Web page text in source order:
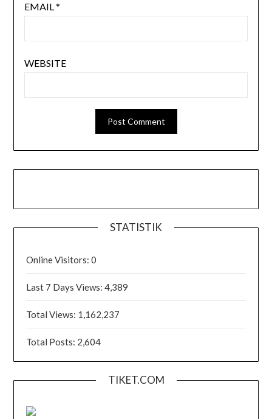
EMAIL*
WEBSITE
STATISTIK
Online Visitors:0
Last 7 Days Views:4,389
Total Views: 1,162,237
Total Posts: 2,604
TIKET.COM